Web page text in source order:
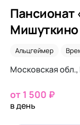
Пансионат
Мишуткино
Альцгеймер
Московская
от 1 500 ₽
в день